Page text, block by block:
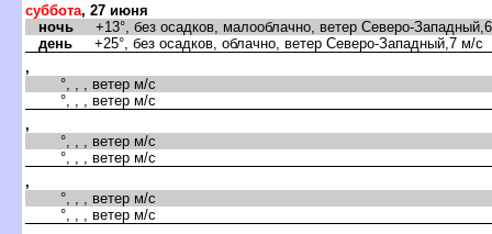
суббота, 27 июня
ночь +13°, без осадков, малооблачно, ветер Северо-
день +25°, без осадков, облачно, ветер Северо-Западный,7 м/с
,
°, , , ветер м/с
°, , , ветер м/с
,
°, , , ветер м/с
°, , , ветер м/с
,
°, , , ветер м/с
°, , , ветер м/с